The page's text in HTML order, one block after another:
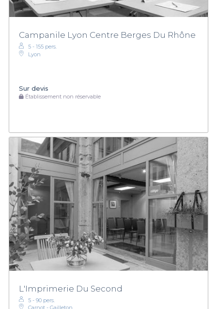
Campanile Lyon Centre Berges Du Rhône
5 - 155 pers.
Lyon
Sur devis
Établissement non réservable
L'Imprimerie Du Second
5 - 90 pers.